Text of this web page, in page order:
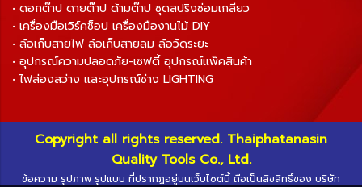
• ดอกต๊าป ดายต๊าป ด้ามต๊าป ชุดสปริงซ่อมเกลียว
• เครื่องมือเวิร์คช็อป เครื่องมืองานไม้ DIY
• ล้อเก็บสายไฟ ล้อเก็บสายลม ล้อวัดระยะ
• อุปกรณ์ความปลอดภัย-เซฟตี้ อุปกรณ์แพ็คสินค้า
• ไฟส่องสว่าง และอุปกรณ์ช่าง LIGHTING
Copyright all rights reserved. Thaiphatanasin
Quality Tools Co., Ltd.
ข้อความ รูปภาพ รูปแบบ ที่ปรากฏอยู่บนเว็บไซต์นี้ ถือเป็นลิขสิทธิ์ของ บริษัท